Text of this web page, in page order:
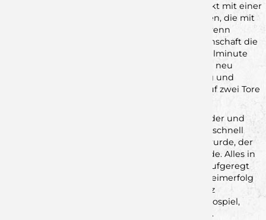
Dennoch startete die Rimparer Mannschaft direkt mit einer
2:0-Führung in die Partie gegen die Mittelfranken, die mit
zwei Siegen im Gepäck angereist waren. Auch wenn
zunächst nicht alles rund lief, gab die Heimmannschaft die
Führung nie mehr ab und konnte in der 23. Spielminute
bereits auf 22:13 stellen. In der Folge agierten die neu
eingewechselten Akteure mitunter etwas hastig und
unpräzise, sodass die Erlanger bald wieder bis auf zwei Tore
Schon bald fing sich die Mannschaft jedoch wieder und
fand offensiv zu guten Lösungen zurück, sodass schnell
erneut ein komfortabler Vorsprung aufgebaut wurde, der
diesmal auch konsequent ins Ziel gebracht wurde. Alles in
allem spielte das Team über weite Strecken unaufgeregt
und seriös und durfte somit einen verdienten Heimerfolg
feiern. Auch wenn defensiv noch nicht alles ganz
funktionierte, zeigte sich insbesondere im Tempospiel,
wohin der Weg im Verlauf der Runde gehen soll.